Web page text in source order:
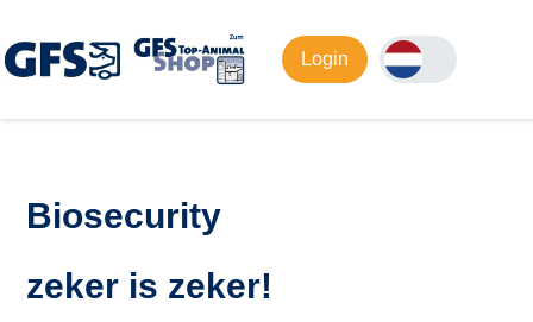
Login
Biosecurity
zeker is zeker!